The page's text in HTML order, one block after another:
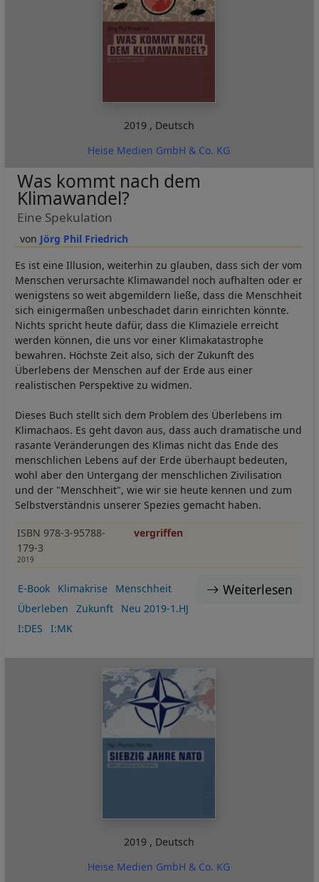
2019 , Deutsch
Heise Medien GmbH & Co. KG
Jörg Phil Friedrich
Was kommt nach dem
Klimawandel?
Eine Spekulation
Es ist eine Illusion, weiterhin zu glauben, dass sich der vom
Menschen verursachte Klimawandel noch aufhalten oder er
wenigstens so weit abgemildern ließe, dass die Menschheit
sich einigermaßen unbeschadet darin einrichten könnte.
Nichts spricht heute dafür, dass die Klimaziele erreicht
werden können, die uns vor einer Klimakatastrophe
bewahren. Höchste Zeit also, sich der Zukunft des
Überlebens der Menschen auf der Erde aus einer
realistischen Perspektive zu widmen.
Dieses Buch stellt sich dem Problem des Überlebens im
Klimachaos. Es geht davon aus, dass auch dramatische und
rasante Veränderungen des Klimas nicht das Ende des
menschlichen Lebens auf der Erde überhaupt bedeuten,
wohl aber den Untergang der menschlichen Zivilisation
und der "Menschheit", wie wir sie heute kennen und zum
Selbstverständnis unserer Spezies gemacht haben.
ISBN 978-3-95788-
179-3
2019
vergriffen
Weiterlesen
E-Book Klimakrise
Menschheit
Überleben
Zukunft
Neu 2019-1.HJ
I:DES
I:MK
2019 , Deutsch
Heise Medien GmbH & Co. KG